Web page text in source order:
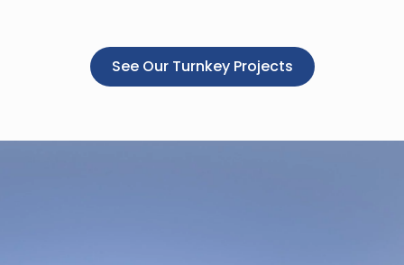
See Our Turnkey Projects